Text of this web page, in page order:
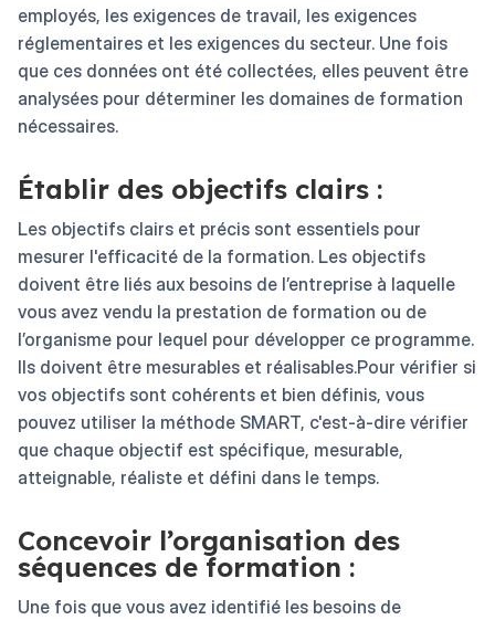
employés, les exigences de travail, les exigences
réglementaires et les exigences du secteur. Une fois
que ces données ont été collectées, elles peuvent être
analysées pour déterminer les domaines de formation
nécessaires.
Établir des objectifs clairs :
Les objectifs clairs et précis sont essentiels pour
mesurer l'efficacité de la formation. Les objectifs
doivent être liés aux besoins de l’entreprise à laquelle
vous avez vendu la prestation de formation ou de
l’organisme pour lequel pour développer ce programme.
Ils doivent être mesurables et réalisables.Pour vérifier si
vos objectifs sont cohérents et bien définis, vous
pouvez utiliser la méthode SMART, c'est-à-dire vérifier
que chaque objectif est spécifique, mesurable,
atteignable, réaliste et défini dans le temps.
Concevoir l’organisation des
séquences de formation :
Une fois que vous avez identifié les besoins de